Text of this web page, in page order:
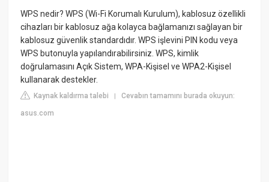
WPS nedir? WPS (Wi-Fi Korumalı Kurulum), kablosuz özellikli
cihazları bir kablosuz ağa kolayca bağlamanızı sağlayan bir
kablosuz güvenlik standardıdır. WPS işlevini PIN kodu veya
WPS butonuyla yapılandırabilirsiniz. WPS, kimlik
doğrulamasını Açık Sistem, WPA-Kişisel ve WPA2-Kişisel
kullanarak destekler.
Kaynak kaldırma talebi |Cevabın tamamını burada okuyun:
asus.com